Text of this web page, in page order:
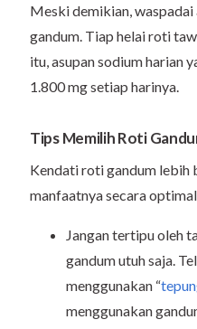
Meski demikian,
gandum. Tiap helai roti
itu, asupan sodium harian
1.800 mg setiap harinya.
Tips Memilih Roti
Kendati roti gandum lebih
manfaatnya secara
Jangan tertipu oleh
gandum utuh saja.
menggunakan “
menggunakan